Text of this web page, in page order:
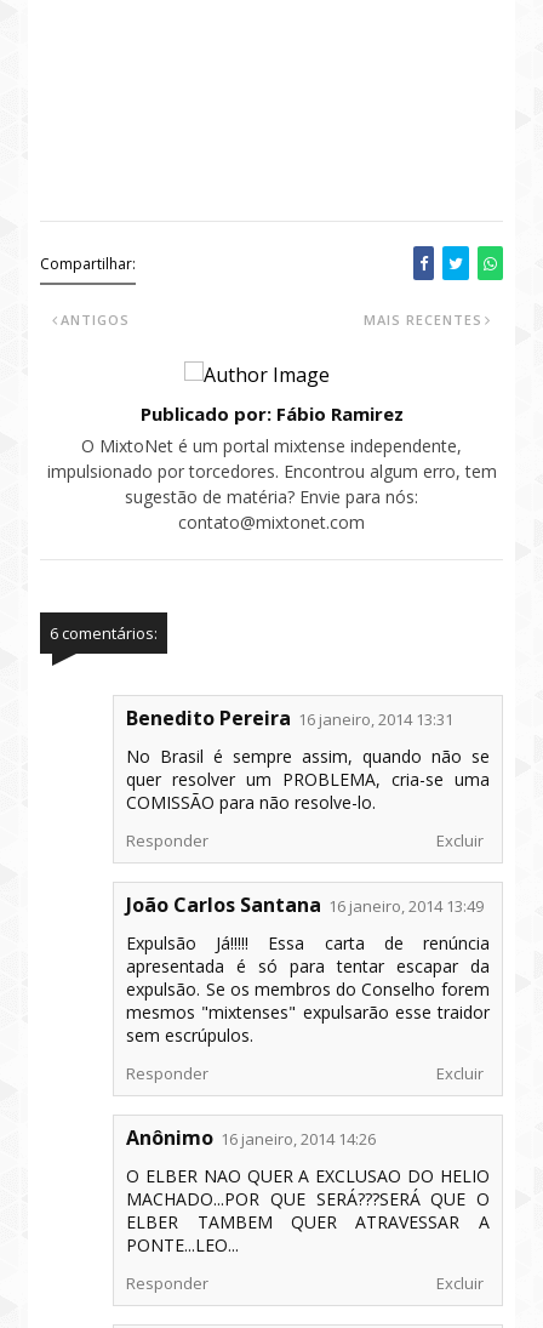
Compartilhar:
MAIS RECENTES
ANTIGOS
Publicado por: Fábio Ramirez
O MixtoNet é um portal mixtense independente,
impulsionado por torcedores. Encontrou algum erro, tem
sugestão de matéria? Envie para nós:
contato@mixtonet.com
6 comentários:
Benedito Pereira 16 janeiro, 2014 13:31
No Brasil é sempre assim, quando não se
quer resolver um PROBLEMA, cria-se uma
COMISSÃO para não resolve-lo.
Responder Excluir
João Carlos Santana 16 janeiro, 2014 13:49
Expulsão Já!!!!! Essa carta de renúncia
apresentada é só para tentar escapar da
expulsão. Se os membros do Conselho forem
mesmos "mixtenses" expulsarão esse traidor
sem escrúpulos.
Responder Excluir
Anônimo 16 janeiro, 2014 14:26
O ELBER NAO QUER A EXCLUSAO DO HELIO
MACHADO...POR QUE SERÁ???SERÁ QUE O
ELBER TAMBEM QUER ATRAVESSAR A
PONTE...LEO...
Responder Excluir